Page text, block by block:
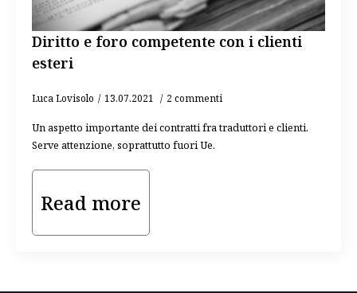
Diritto e foro competente con i clienti
esteri
Luca Lovisolo 13.07.2021 2 commenti
Un aspetto importante dei contratti fra traduttori e clienti.
Serve attenzione, soprattutto fuori Ue.
Read more